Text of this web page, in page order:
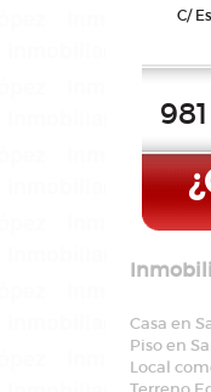
C/
Casa en
Piso en
Local